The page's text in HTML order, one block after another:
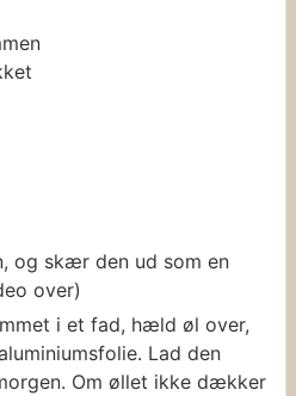
og skær den ud som en
over)
i et fad, hæld øl over,
Lad den
Om øllet ikke dækker